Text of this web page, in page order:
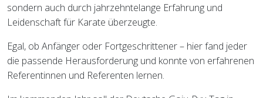
sondern auch durch jahrzehntelange Erfahrung und
Leidenschaft für Karate überzeugte.
Egal, ob Anfänger oder Fortgeschrittener – hier fand jeder
die passende Herausforderung und konnte von erfahrenen
Referentinnen und Referenten lernen.